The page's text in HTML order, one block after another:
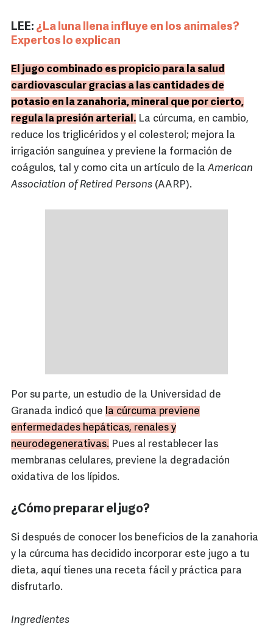
LEE: ¿La luna llena influye en los animales?
Expertos lo explican
El jugo combinado es propicio para la salud
cardiovascular gracias a las cantidades de
potasio en la zanahoria, mineral que por cierto,
regula la presión arterial. La cúrcuma, en cambio,
reduce los triglicéridos y el colesterol; mejora la
irrigación sanguínea y previene la formación de
coágulos, tal y como cita un artículo de la American
Association of Retired Persons (AARP).
Por su parte, un estudio de la Universidad de
Granada indicó que la cúrcuma previene
enfermedades hepáticas, renales y
neurodegenerativas. Pues al restablecer las
membranas celulares, previene la degradación
oxidativa de los lípidos.
¿Cómo preparar el jugo?
Si después de conocer los beneficios de la zanahoria
y la cúrcuma has decidido incorporar este jugo a tu
dieta, aquí tienes una receta fácil y práctica para
disfrutarlo.
Ingredientes